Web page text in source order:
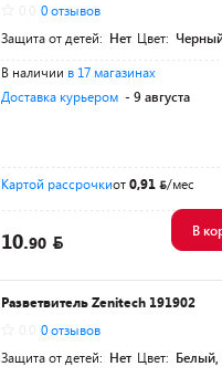
0 отзывов
Защита от детей: Нет Цвет:
В наличии в 17 магазинах
Доставка курьером - 9 августа
Картой рассрочкиот0,91 /мес
10.90
В
Разветвитель Zenitech 191902
0 отзывов
Защита от детей: Нет Цвет: